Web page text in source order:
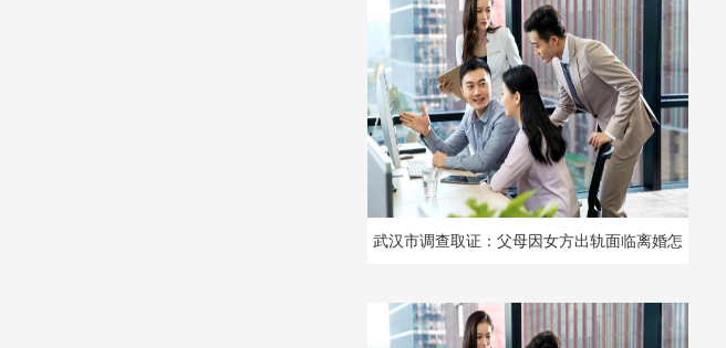
武汉市调查取证：父母因女方出轨面临离婚怎